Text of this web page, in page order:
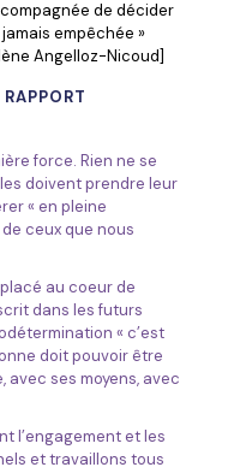
de décider
empêchée »
Angelloz-Nicoud]
force. Rien ne se
doivent prendre leur
« en pleine
ceux que nous
au coeur de
dans les futurs
« c’est
doit pouvoir être
avec ses moyens, avec
l’engagement et les
et travaillons tous